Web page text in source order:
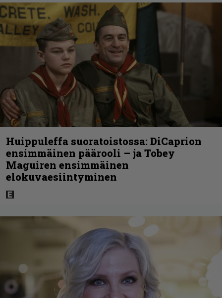
Huippuleffa suoratoistossa: DiCaprion
ensimmäinen päärooli – ja Tobey
Maguiren ensimmäinen
elokuvaesiintyminen